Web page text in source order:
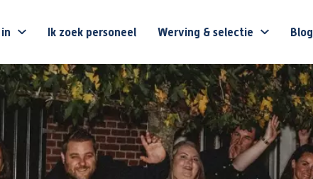
Ik zoek personeel Werving & selectie Blog